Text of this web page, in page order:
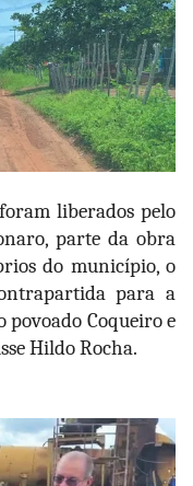
liberados pelo
parte da obra
do município, o
para a
povoado Coqueiro e
Hildo Rocha.